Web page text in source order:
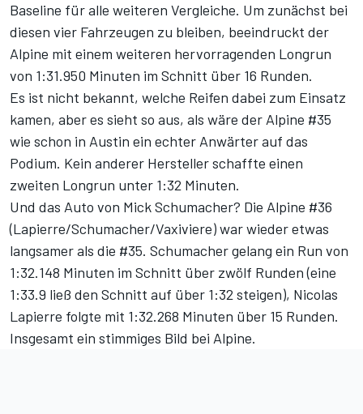
Baseline für alle weiteren Vergleiche. Um zunächst bei
diesen vier Fahrzeugen zu bleiben, beeindruckt der
Alpine mit einem weiteren hervorragenden Longrun
von 1:31.950 Minuten im Schnitt über 16 Runden.
Es ist nicht bekannt, welche Reifen dabei zum Einsatz
kamen, aber es sieht so aus, als wäre der Alpine #35
wie schon in Austin ein echter Anwärter auf das
Podium. Kein anderer Hersteller schaffte einen
zweiten Longrun unter 1:32 Minuten.
Und das Auto von Mick Schumacher? Die Alpine #36
(Lapierre/Schumacher/Vaxiviere) war wieder etwas
langsamer als die #35. Schumacher gelang ein Run von
1:32.148 Minuten im Schnitt über zwölf Runden (eine
1:33.9 ließ den Schnitt auf über 1:32 steigen), Nicolas
Lapierre folgte mit 1:32.268 Minuten über 15 Runden.
Insgesamt ein stimmiges Bild bei Alpine.